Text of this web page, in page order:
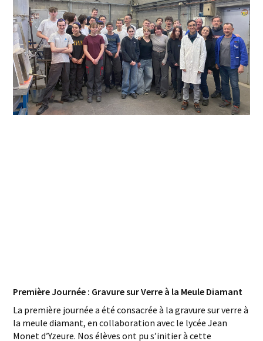
Première Journée : Gravure sur Verre à la Meule Diamant
La première journée a été consacrée à la gravure sur verre à
la meule diamant, en collaboration avec le lycée Jean
Monet d’Yzeure. Nos élèves ont pu s’initier à cette